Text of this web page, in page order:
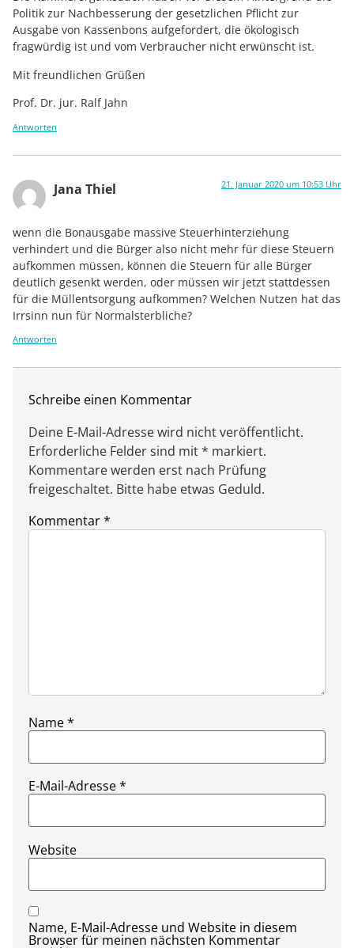
Politik zur Nachbesserung der gesetzlichen Pflicht zur
Ausgabe von Kassenbons aufgefordert, die ökologisch
fragwürdig ist und vom Verbraucher nicht erwünscht ist.
Mit freundlichen Grüßen
Prof. Dr. jur. Ralf Jahn
Antworten
Jana Thiel 21. Januar 2020 um 10:53 Uhr
wenn die Bonausgabe massive Steuerhinterziehung
verhindert und die Bürger also nicht mehr für diese Steuern
aufkommen müssen, können die Steuern für alle Bürger
deutlich gesenkt werden, oder müssen wir jetzt stattdessen
für die Müllentsorgung aufkommen? Welchen Nutzen hat das
Irrsinn nun für Normalsterbliche?
Antworten
Schreibe einen Kommentar
Deine E-Mail-Adresse wird nicht veröffentlicht.
Erforderliche Felder sind mit * markiert.
Kommentare werden erst nach Prüfung
freigeschaltet. Bitte habe etwas Geduld.
Kommentar*
Name*
E-Mail-Adresse*
Website
Name, E-Mail-Adresse und Website in diesem
Browser für meinen nächsten Kommentar